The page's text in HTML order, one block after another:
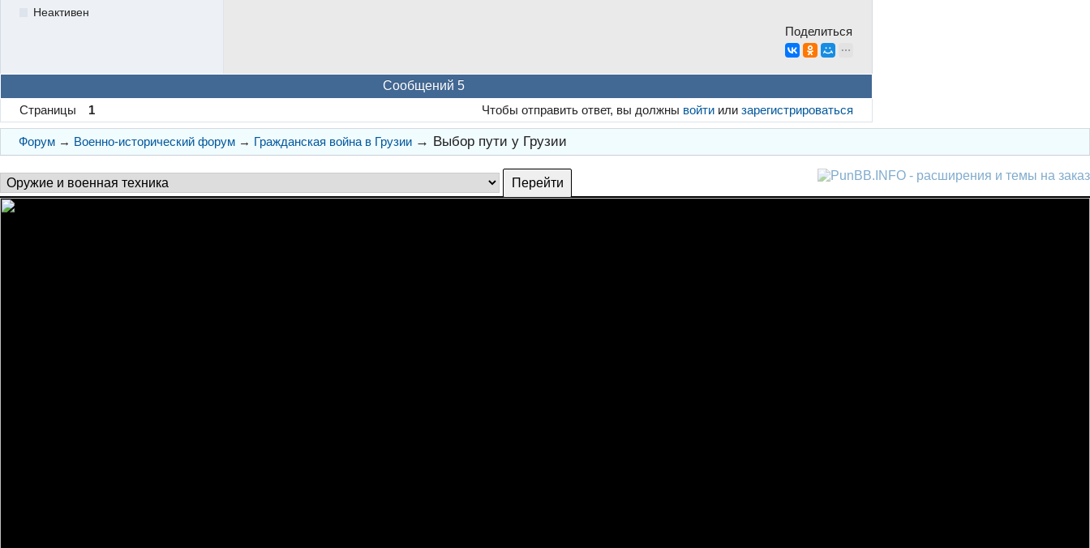
Неактивен
Поделиться
Сообщений 5
Страницы
1 Чтобы отправить ответ, вы должны войти илизарегистрироваться
Форум → Военно-исторический форум → Гражданская война в Грузии → Выбор пути у Грузии